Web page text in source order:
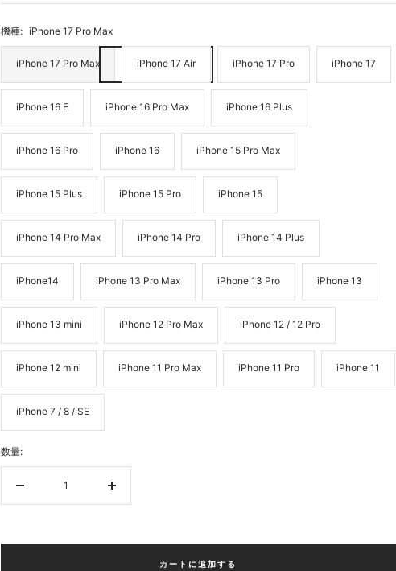
価
機種: iPhone 17 Pro Max
iPhone 17 Pro Max iPhone 17 Air iPhone 17 Pro iPhone 17
iPhone 16 E iPhone 16 Pro Max iPhone 16 Plus
iPhone 16 Pro iPhone 16 iPhone 15 Pro Max
iPhone 15 Plus iPhone 15 Pro iPhone 15
iPhone 14 Pro Max iPhone 14 Pro iPhone 14 Plus
iPhone14 iPhone 13 Pro Max iPhone 13 Pro iPhone 13
iPhone 13 mini iPhone 12 Pro Max iPhone 12 / 12 Pro
iPhone 12 mini iPhone 11 Pro Max iPhone 11 Pro iPhone 11
iPhone 7 / 8 / SE
数量:
量
数
量
カートに追加する